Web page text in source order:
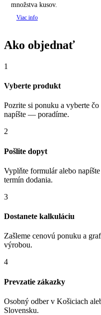
množstva kusov.
Viac info
Ako objednať
1
Vyberte produkt
Pozrite si ponuku a vyberte
napíšte — poradíme.
2
Pošlite dopyt
Vyplňte formulár alebo
termín dodania.
3
Dostanete kalkuláciu
Zašleme cenovú ponuku a
výrobou.
4
Prevzatie zákazky
Osobný odber v Košiciach
Slovensku.